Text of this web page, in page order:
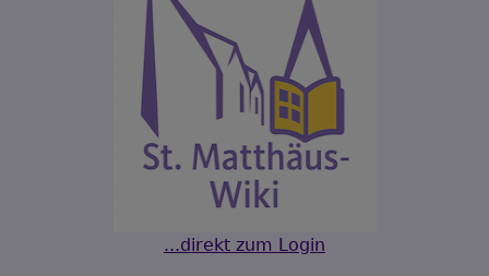
...direkt zum Login